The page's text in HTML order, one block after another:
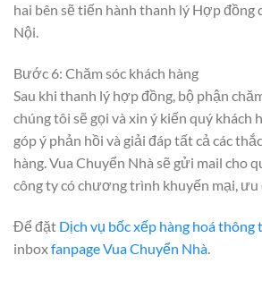
hai bên sẽ tiến hành thanh lý Hợp đồng
Nội.
Bước 6: Chăm sóc khách hàng
Sau khi thanh lý hợp đồng, bộ phận
chúng tôi sẽ gọi và xin ý kiến quý khách
góp ý phản hồi và giải đáp tất cả các
hàng. Vua Chuyển Nhà sẽ gửi mail cho
công ty có chương trình khuyến mại, ưu
Để đặt Dịch vụ bốc xếp hàng hoá
inboxfanpage Vua Chuyển Nhà.